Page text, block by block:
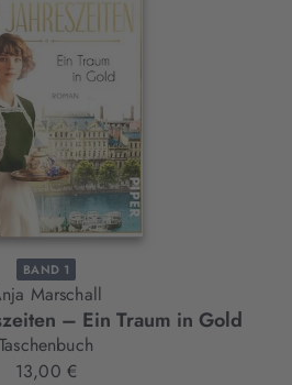
BAND 1
Marschall
– Ein Traum in Gold
Taschenbuch
13,00 €